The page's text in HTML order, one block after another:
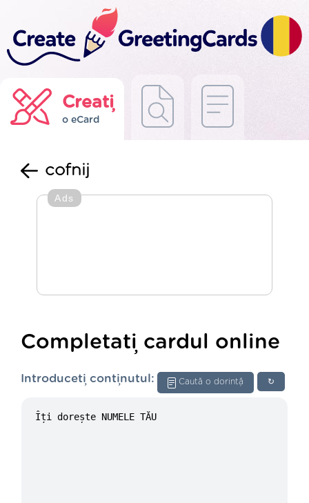
Creați
o eCard
cofnij
Ads
Completați cardul online
↻
Caută o dorință
Introduceți conținutul: